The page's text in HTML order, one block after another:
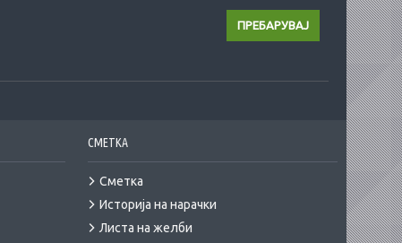
СМЕТКА
Сметка
Историја на нарачки
Листа на желби